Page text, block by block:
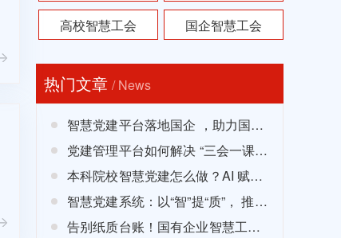
高校智慧工会 国企智慧工会
热门文章 / News
智慧党建平台落地国企 ，助力国企
党务高效开展
党建管理平台如何解决 “三会一课”
出勤率低问题？五大维度齐发力
本科院校智慧党建怎么做？AI 赋能
+ 数据驱动，3 条启示少走弯路
智慧党建系统：以“智”提“质”， 推动
党务工作规范“上云”
告别纸质台账！国有企业智慧工会